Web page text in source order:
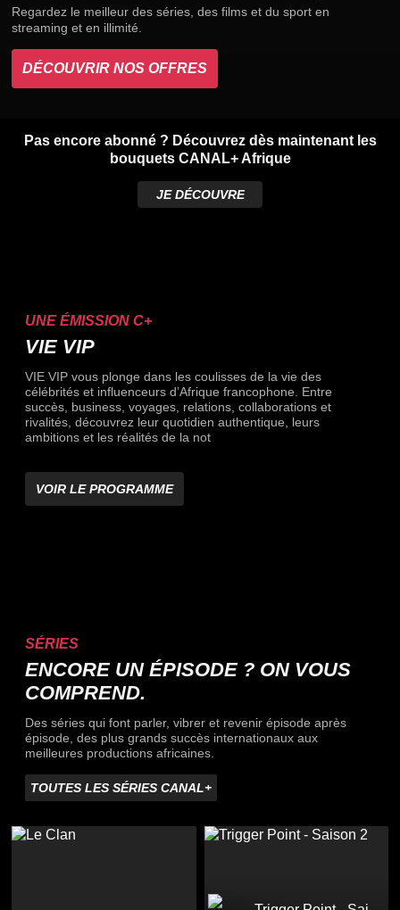
Regardez le meilleur des séries, des films et du sport en
streaming et en illimité.
DÉCOUVRIR NOS OFFRES
Pas encore abonné ? Découvrez dès maintenant les
bouquets CANAL+ Afrique
JE DÉCOUVRE
UNE ÉMISSION C+
VIE VIP
VIE VIP vous plonge dans les coulisses de la vie des
célébrités et influenceurs d’Afrique francophone. Entre
succès, business, voyages, relations, collaborations et
rivalités, découvrez leur quotidien authentique, leurs
ambitions et les réalités de la not
VOIR LE PROGRAMME
SÉRIES
ENCORE UN ÉPISODE ? ON VOUS
COMPREND.
Des séries qui font parler, vibrer et revenir épisode après
épisode, des plus grands succès internationaux aux
meilleures productions africaines.
TOUTES LES SÉRIES CANAL+